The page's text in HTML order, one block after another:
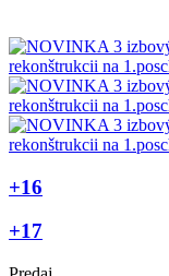
+16
+17